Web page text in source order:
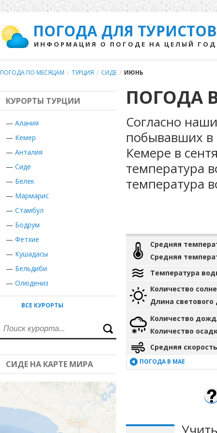
ПОГОДА ДЛЯ ТУРИСТОВ
ИНФОРМАЦИЯ О ПОГОДЕ НА ЦЕЛЫЙ ГОД
ПОГОДА ПО МЕСЯЦАМ / ТУРЦИЯ / СИДЕ / ИЮНЬ
КУРОРТЫ ТУРЦИИ
— Алания
— Кемер
— Анталия
— Сиде
— Белек
— Мармарис
— Стамбул
— Бодрум
— Фетхие
— Кушадасы
— Бельдиби
— Олюдениз
ВСЕ КУРОРТЫ
СИДЕ НА КАРТЕ МИРА
ПОГОДА
Согласно
побывавших в
Кемере в
температура
температура
Средняя
Средняя
Температура
Количество
Длина светового
Количество
Количество
Средняя
ПОГОДА В МАЕ